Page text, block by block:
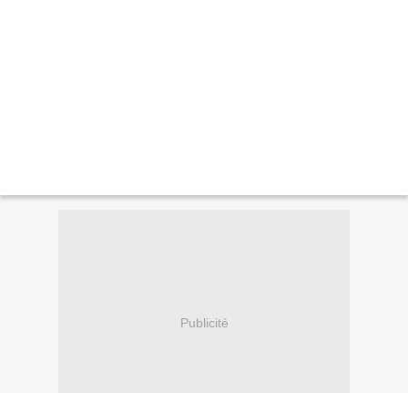
Publicité